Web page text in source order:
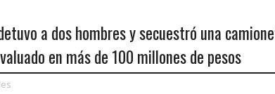
a dos hombres y secuestró una
en más de 100 millones de pesos